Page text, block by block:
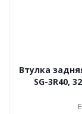
Втулка
SG-3R40,